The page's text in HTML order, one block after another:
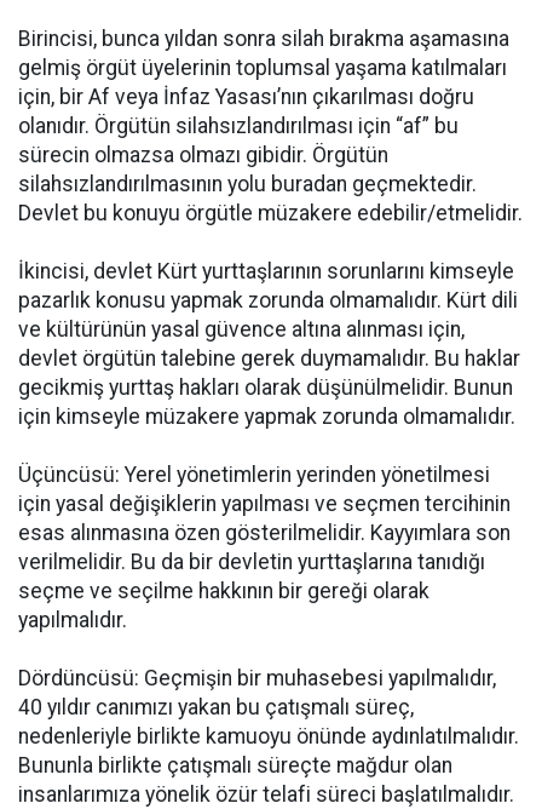
Birincisi, bunca yıldan sonra silah bırakma aşamasına
gelmiş örgüt üyelerinin toplumsal yaşama katılmaları
için, bir Af veya İnfaz Yasası’nın çıkarılması doğru
olanıdır. Örgütün silahsızlandırılması için “af” bu
sürecin olmazsa olmazı gibidir. Örgütün
silahsızlandırılmasının yolu buradan geçmektedir.
Devlet bu konuyu örgütle müzakere edebilir/etmelidir.
İkincisi, devlet Kürt yurttaşlarının sorunlarını kimseyle
pazarlık konusu yapmak zorunda olmamalıdır. Kürt dili
ve kültürünün yasal güvence altına alınması için,
devlet örgütün talebine gerek duymamalıdır. Bu haklar
gecikmiş yurttaş hakları olarak düşünülmelidir. Bunun
için kimseyle müzakere yapmak zorunda olmamalıdır.
Üçüncüsü: Yerel yönetimlerin yerinden yönetilmesi
için yasal değişiklerin yapılması ve seçmen tercihinin
esas alınmasına özen gösterilmelidir. Kayyımlara son
verilmelidir. Bu da bir devletin yurttaşlarına tanıdığı
seçme ve seçilme hakkının bir gereği olarak
yapılmalıdır.
Dördüncüsü: Geçmişin bir muhasebesi yapılmalıdır,
40 yıldır canımızı yakan bu çatışmalı süreç,
nedenleriyle birlikte kamuoyu önünde aydınlatılmalıdır.
Bununla birlikte çatışmalı süreçte mağdur olan
insanlarımıza yönelik özür telafi süreci başlatılmalıdır.